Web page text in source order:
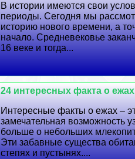
В истории имеются свои
периоды. Сегодня мы
историю нового времени, а
начало. Средневековье
16 веке и тогда...
24 интересных факта о ежах
Интересные факты о ежах –
замечательная возможность
больше о небольших
Эти забавные существа
степях и пустынях....